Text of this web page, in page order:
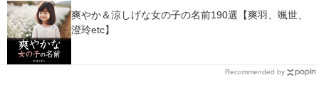
爽やか＆涼しげな女の子の名前190選【爽羽、颯世、
澄玲etc】
Recommended by